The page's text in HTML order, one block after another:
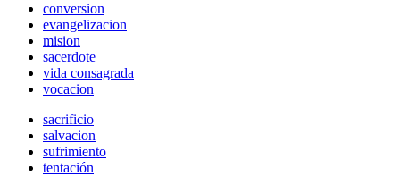
conversion
evangelizacion
mision
sacerdote
vida consagrada
vocacion
sacrificio
salvacion
sufrimiento
tentación